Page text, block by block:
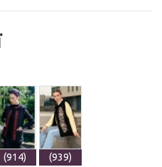
(914) (939)